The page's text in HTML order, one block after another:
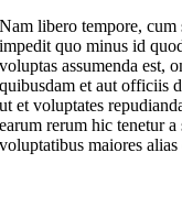
Nam libero tempore,
impedit quo minus id
voluptas assumenda est,
quibusdam et aut officiis
ut et voluptates
earum rerum hic tenetur
voluptatibus maiores alias